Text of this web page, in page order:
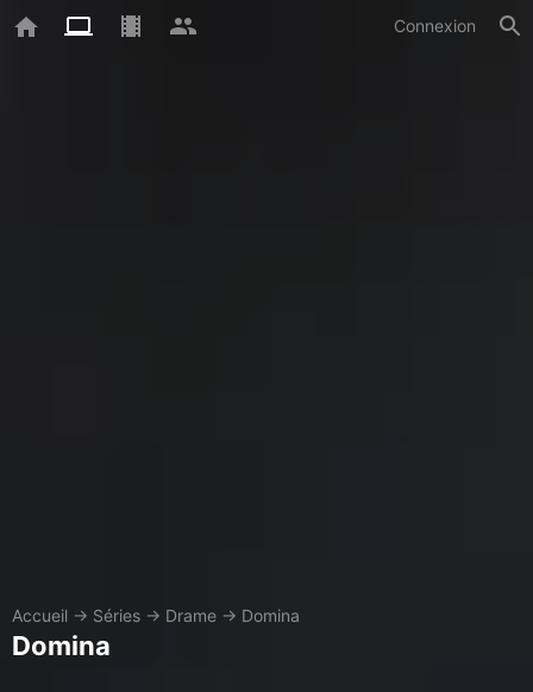
Connexion
Accueil → Séries → Drame → Domina
Domina